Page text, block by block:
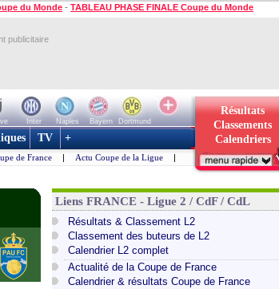
du Monde - TABLEAU PHASE FINALE Coupe du Monde
publicitaire
Inter Naples Bayern
Dortmund
Résultats
Classements
Calendriers
TV +
de France | Actu Coupe de la Ligue |
Liens FRANCE - Ligue 2 / CdF / CdL
Résultats & Classement L2
Classement des buteurs de L2
Calendrier L2 complet
Actualité de la Coupe de France
Calendrier & résultats Coupe de France